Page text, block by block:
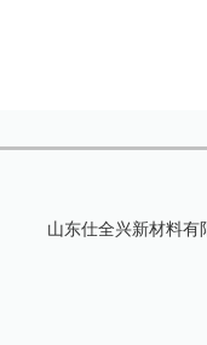
山东仕全兴新材料有